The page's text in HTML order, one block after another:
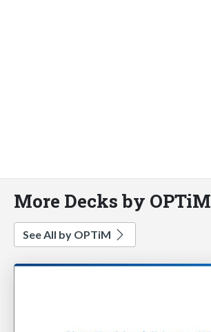
More Decks by OPTiM
See All by OPTiM